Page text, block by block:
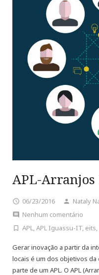
APL-
06/23/2016
Nataly
Nenhum comentário
APL,APL Iguassu-IT, eits,
Gerar inovação a partir da
locais é um dos objetivos da
parte de um APL. O APL